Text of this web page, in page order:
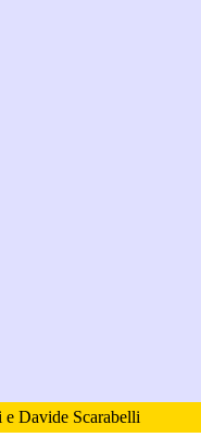
Davide Scarabelli